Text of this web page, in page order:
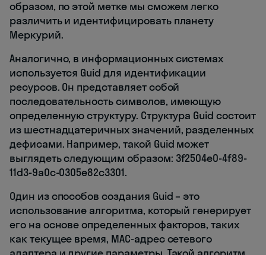
образом, по этой метке мы сможем легко
различить и идентифицировать планету
Меркурий.
Аналогично, в информационных системах
используется Guid для идентификации
ресурсов. Он представляет собой
последовательность символов, имеющую
определенную структуру. Структура Guid состоит
из шестнадцатеричных значений, разделенных
дефисами. Например, такой Guid может
выглядеть следующим образом: 3f2504e0-4f89-
11d3-9a0c-0305e82c3301.
Один из способов создания Guid – это
использование алгоритма, который генерирует
его на основе определенных факторов, таких
как текущее время, MAC-адрес сетевого